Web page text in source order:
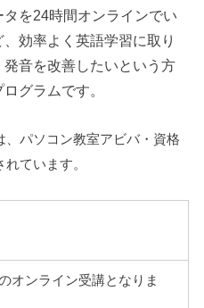
を24時間オンラインでい
効率よく英語学習に取り
音を改善したいという方
グラムです。
パソコン教室アビバ・資格
ています。
オンライン受講となりま